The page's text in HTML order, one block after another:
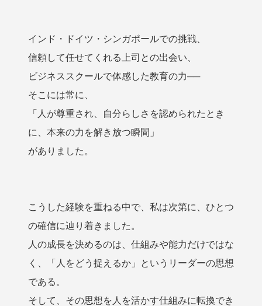
インド・ドイツ・シンガポールでの挑戦、
信頼して任せてくれる上司との出会い、
ビジネススクールで体感した教育の力──
そこには常に、
「人が尊重され、自分らしさを認められたとき
に、本来の力を解き放つ瞬間」
がありました。
こうした経験を重ねる中で、私は次第に、ひとつ
の確信に辿り着きました。
人の成長を決めるのは、仕組みや能力だけではな
く、「人をどう捉えるか」というリーダーの思想
である。
そして、その思想を人を活かす仕組みに転換でき